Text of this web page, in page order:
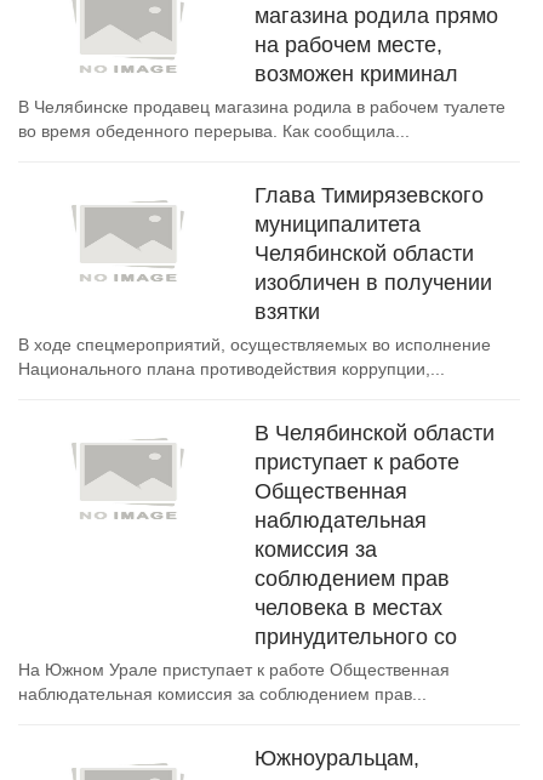
магазина родила прямо
на рабочем месте,
возможен криминал
В Челябинске продавец магазина родила в рабочем туалете
во время обеденного перерыва. Как сообщила...
Глава Тимирязевского
муниципалитета
Челябинской области
изобличен в получении
взятки
В ходе спецмероприятий, осуществляемых во исполнение
Национального плана противодействия коррупции,...
В Челябинской области
приступает к работе
Общественная
наблюдательная
комиссия за
соблюдением прав
человека в местах
принудительного со
На Южном Урале приступает к работе Общественная
наблюдательная комиссия за соблюдением прав...
Южноуральцам,